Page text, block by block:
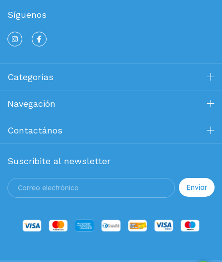
Síguenos
Categorías
Navegación
Contactános
Suscribite al newsletter